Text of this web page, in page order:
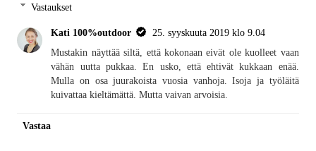
Vastaukset
Kati 100%outdoor
25. syyskuuta 2019 klo 9.04
Mustakin näyttää siltä, että kokonaan eivät ole kuolleet vaan
vähän uutta pukkaa. En usko, että ehtivät kukkaan enää.
Mulla on osa juurakoista vuosia vanhoja. Isoja ja työläitä
kuivattaa kieltämättä. Mutta vaivan arvoisia.
Vastaa